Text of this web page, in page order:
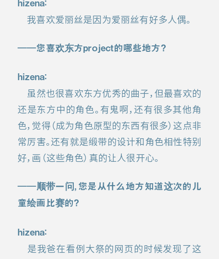
我喜欢爱丽丝是因为爱丽丝有好多人偶。
――您喜欢东方project的哪些地方？
hizena：
虽然也很喜欢东方优秀的曲子，但最喜欢的
还是东方中的角色。有鬼啊，还有很多其他角
色，觉得（成为角色原型的东西有很多）这点非
常厉害。还有就是缎带的设计和角色相性特别
好，画（这些角色）真的让人很开心。
――顺带一问，您是从什么地方知道这次的儿
童绘画比赛的？
hizena：
是我爸在看例大祭的网页的时候发现了这